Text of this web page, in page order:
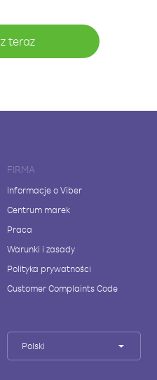
teraz
FIRMA
Informacje o Viber
Centrum marek
Praca
Warunki i zasady
Polityka prywatności
Customer Complaints Code
Polski